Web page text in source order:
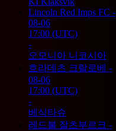
Lincoln Red Imps FC -
08-06
17:00 (UTC)
-
오모니아 니코시아
흐라데츠 크랄로베 -
08-06
17:00 (UTC)
-
베식타슈
레드불 잘츠부르크 -